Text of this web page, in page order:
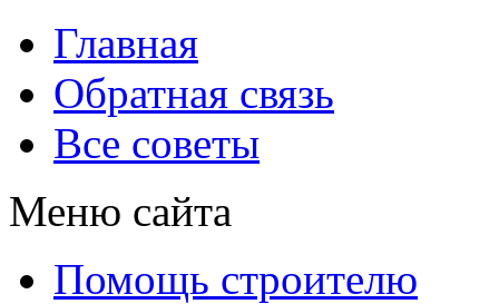
Главная
Обратная связь
Все советы
Меню сайта
Помощь строителю